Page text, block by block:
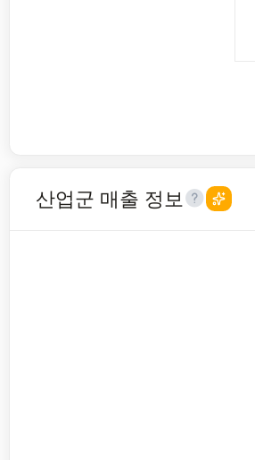
산업군 매출 정보